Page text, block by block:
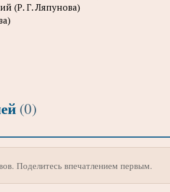
(Р. Г. Ляпунова)
(0)
Поделитесь впечатлением первым.